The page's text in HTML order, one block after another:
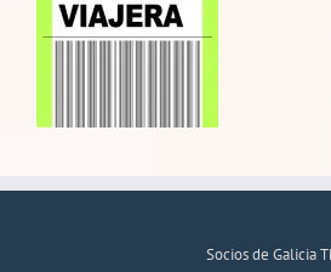
Socios de Galicia